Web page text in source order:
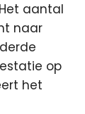
aantal
naar
op
het